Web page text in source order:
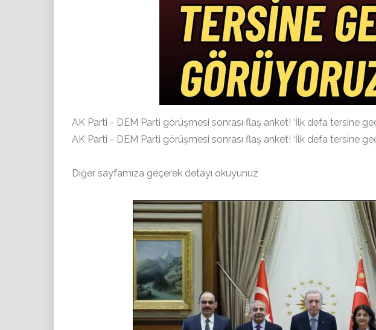
AK Parti - DEM Parti görüşmesi sonrası flaş anket! ‘İlk defa tersine
AK Parti - DEM Parti görüşmesi sonrası flaş anket! ‘İlk defa tersine
Diğer sayfamıza geçerek detayı okuyunuz